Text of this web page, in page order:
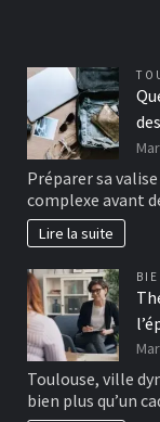
Préparer sa
complexe avant
Lire la suite
Toulouse, ville
bien plus qu’un